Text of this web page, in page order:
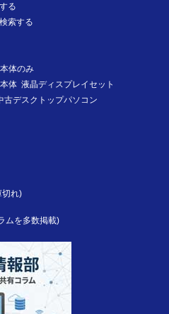
る
索する
体のみ
体 液晶ディスプレイセット
デスクトップパソコン
切れ)
ムを多数掲載)